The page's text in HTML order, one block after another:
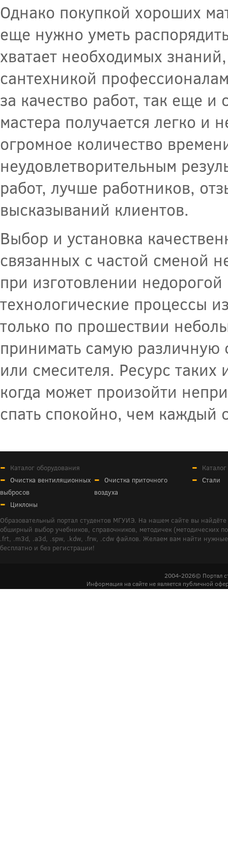
Однако покупкой хороших
еще нужно уметь
хватает необходимых
сантехникой
за качество работ, так еще
мастера получается легко и
огромное количество
неудовлетворительным
работ, лучше работников,
высказываний клиентов.
Выбор и установка
связанных с частой сменой
при изготовлении
технологические процессы
только по прошествии
принимать самую
или смесителя. Ресурс
когда может произойти
спать спокойно, чем каждый
Каталог оборудования
Очистка вентиляционных
выбросов
Очистка приточного
воздуха
Циклоны
Стали
Образовательный портал студентов МГУИЭ. На нашем сайте вы
обширный выбор учебников, справочников, методичек (методических
.frt, .m3d, .a3d, .spw, .kdw, .frw, .cdw файлов. Желаем вам найти
бесплатно и без регистрации!
2004-2026© Портал
Информация на сайте не является публичной